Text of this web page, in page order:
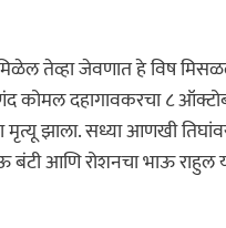
तेव्हा जेवणात हे विष
कोमल दहागावकरचा ८
मृत्यू झाला. सध्या आणखी
बंटी आणि रोशनचा भाऊ